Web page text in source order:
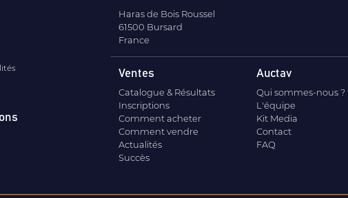
Haras de Bois Roussel
61500 Bursard
France
Ventes
Catalogue & Résultats
Inscriptions
Comment acheter
Comment vendre
Actualités
Succès
Auctav
Qui sommes-nous ?
L'équipe
Kit Media
Contact
FAQ